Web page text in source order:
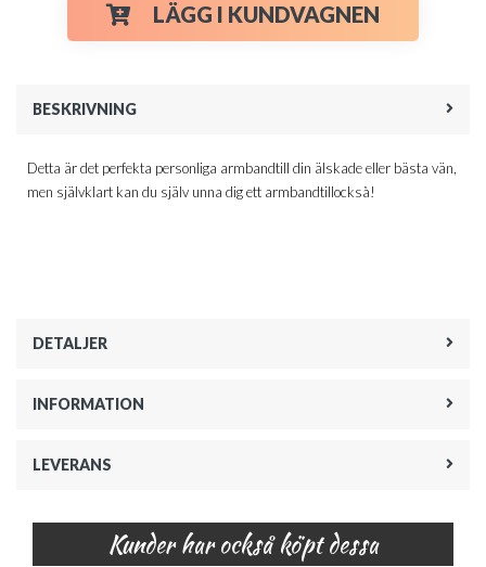
LÄGG I KUNDVAGNEN
BESKRIVNING
Detta är det perfekta personliga armbandtill din älskade eller bästa vän,
men självklart kan du själv unna dig ett armbandtillockså!
DETALJER
INFORMATION
LEVERANS
Kunder har också köpt dessa